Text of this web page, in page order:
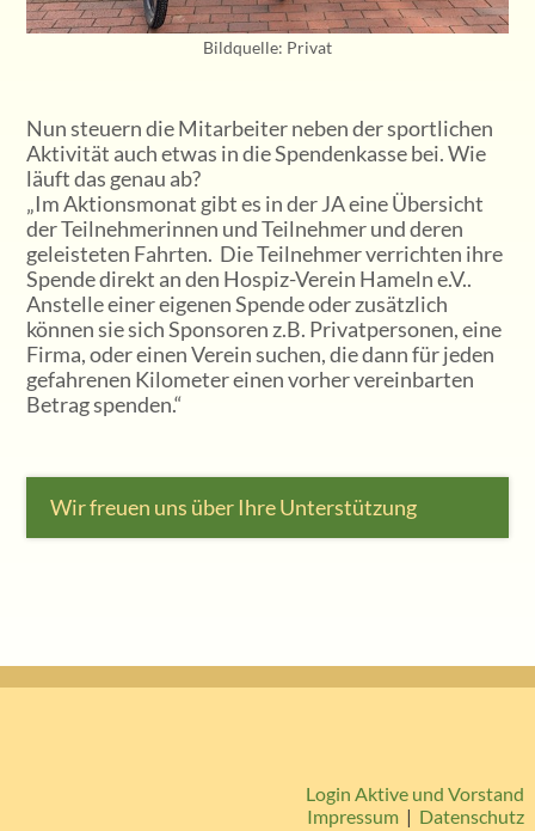
Bildquelle: Privat
Nun steuern die Mitarbeiter neben der sportlichen
Aktivität auch etwas in die Spendenkasse bei. Wie
läuft das genau ab?
„Im Aktionsmonat gibt es in der JA eine Übersicht
der Teilnehmerinnen und Teilnehmer und deren
geleisteten Fahrten. Die Teilnehmer verrichten ihre
Spende direkt an den Hospiz-Verein Hameln e.V..
Anstelle einer eigenen Spende oder zusätzlich
können sie sich Sponsoren z.B. Privatpersonen, eine
Firma, oder einen Verein suchen, die dann für jeden
gefahrenen Kilometer einen vorher vereinbarten
Betrag spenden.“
Wir freuen uns über Ihre Unterstützung
Login Aktive und Vorstand
Impressum | Datenschutz